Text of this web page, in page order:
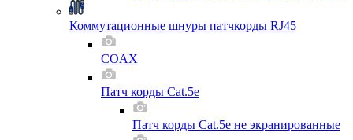
Коммутационные шнуры патчкорды RJ45
COAX
Патч корды Cat.5e
Патч корды Cat.5e не экранированные